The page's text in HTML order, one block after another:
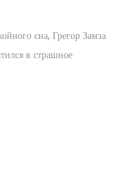
сна, Грегор Замза
в страшное